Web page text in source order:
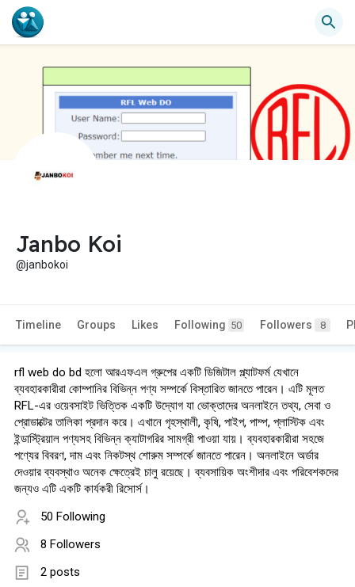
Janbo Koi
@janbokoi
Timeline Groups Likes Following 50 Followers 8
rfl web do bd হলো আরএফএল গ্রুপের একটি ডিজিটাল প্ল্যাটফর্ম যেখানে
ব্যবহারকারীরা কোম্পানির বিভিন্ন পণ্য সম্পর্কে বিস্তারিত জানতে পারেন। এটি মূলত
RFL-এর ওয়েবসাইট ভিত্তিক একটি উদ্যোগ যা ভোক্তাদের অনলাইনে তথ্য, সেবা ও
প্রোডাক্টের তালিকা প্রদান করে। এখানে গৃহস্থালী, কৃষি, পাইপ, পাম্প, প্লাস্টিক এবং
ইন্ডাস্ট্রিয়াল পণ্যসহ বিভিন্ন ক্যাটাগরির সামগ্রী পাওয়া যায়। ব্যবহারকারীরা সহজে
পণ্যের বিবরণ, দাম এবং নিকটস্থ শোরুম সম্পর্কে জানতে পারেন। অনলাইনে অর্ডার
দেওয়ার ব্যবস্থাও অনেক ক্ষেত্রেই চালু রয়েছে। ব্যবসায়িক অংশীদার এবং পরিবেশকদের
জন্যও এটি একটি কার্যকরী রিসোর্স।
50 Following
8 Followers
2 posts